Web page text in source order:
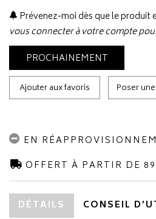
Prévenez-moi dès que le produit
vous connecter à votre compte
PROCHAINEMENT
Ajouter aux favoris Poser
EN
OFFERT À PARTIR DE
DÉTAILS
CONSEIL